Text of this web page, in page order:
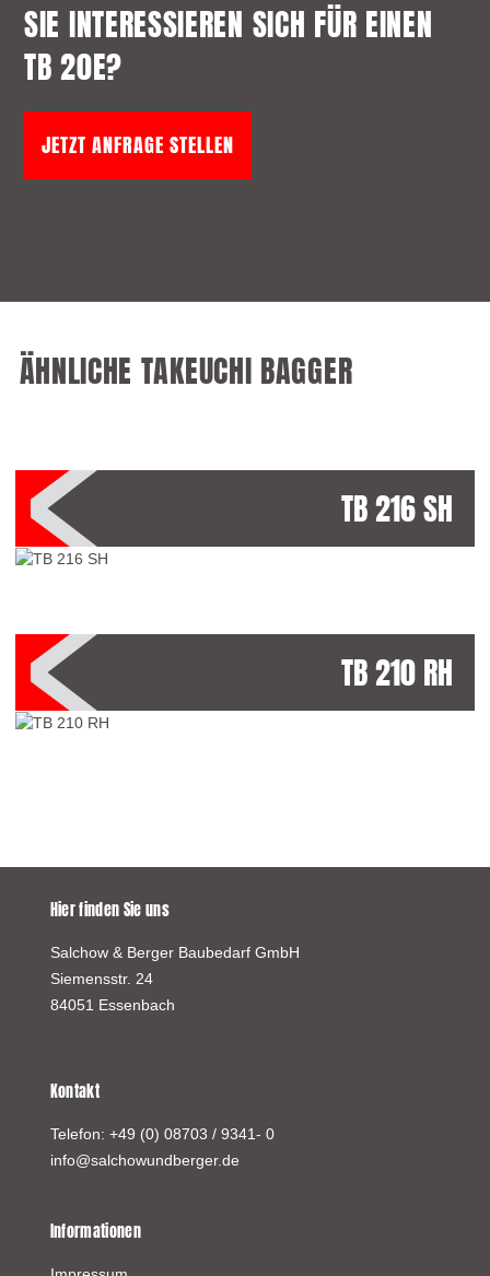
SIE INTERESSIEREN SICH FÜR EINEN
TB 20E?
JETZT ANFRAGE STELLEN
ÄHNLICHE TAKEUCHI BAGGER
TB 216 SH
TB 210 RH
Hier finden Sie uns
Salchow & Berger Baubedarf GmbH
Siemensstr. 24
84051 Essenbach
Kontakt
Telefon: +49 (0) 08703 / 9341- 0
info@salchowundberger.de
Informationen